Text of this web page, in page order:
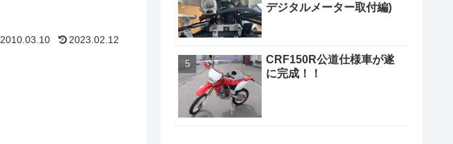
2010.03.10 2023.02.12
デジタルメーター取付編)
CRF150R公道仕様車が遂
に完成！！